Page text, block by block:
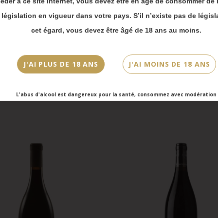
législation en vigueur dans votre pays. S’il n’existe pas de
cet égard, vous devez être âgé de 18 ans au moins.
J'AI PLUS DE 18 ANS J'AI MOINS DE 18 ANS
L'abus d'alcool est dangereux pour la santé, consommez avec modération
Cuvée/Climat
Layon
bien prendre en compte :
Chronopost reprendront à partir du 31 août.
et cave Victor Hugo) seront disponibles à partir